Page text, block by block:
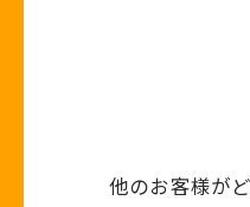
他のお客様が